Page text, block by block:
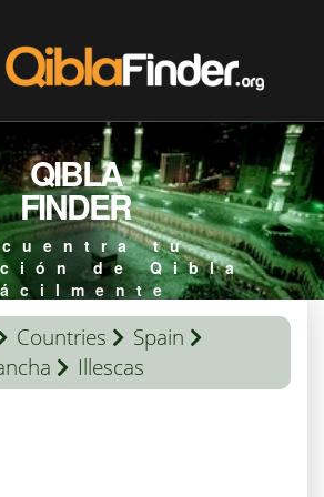
QIBLA
FINDER
tu
de Qibla
Countries
Spain
Illescas